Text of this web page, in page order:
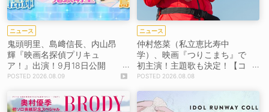
ニュース
鬼頭明里、島﨑信長、内山昂
輝『映画名探偵プリキュ
ア！』出演！9月18日公開
【コメントあり】
2026.08.09
ニュース
仲村悠菜（私立恵比寿中
学）、映画『つりこまち』で
初主演！主題歌も決定！【コ
メントあり】
2026.08.08